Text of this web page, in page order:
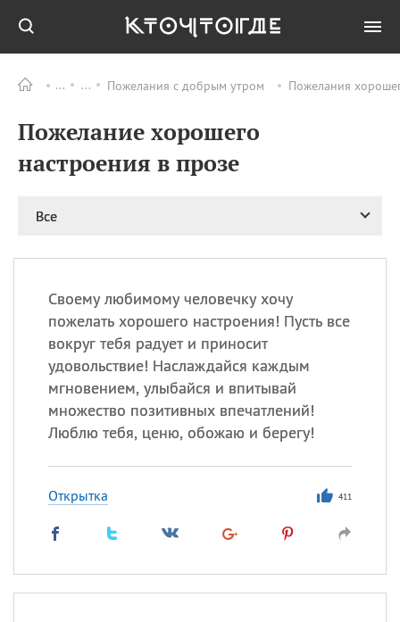
Пожелания с добрым утром Пожелания
Пожелание хорошего
настроения в прозе
Все
Своему любимому человечку хочу
пожелать хорошего настроения! Пусть все
вокруг тебя радует и приносит
удовольствие! Наслаждайся каждым
мгновением, улыбайся и впитывай
множество позитивных впечатлений!
Люблю тебя, ценю, обожаю и берегу!
Открытка 411
ПРАЗДНИКИ Все
08.08 День «Счастье
Happens Day)
великомученика
покровителя всех
врачей и целителя
09.08 День книголюбов (Book
Lovers Day)
ИМЕНА
Сегодня празднуют именины
Александр Макар